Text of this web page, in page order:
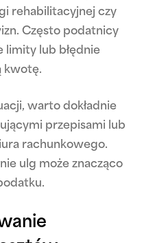
rehabilitacyjnej czy
Często podatnicy
limity lub błędnie
kwotę.
warto dokładnie
przepisami lub
rachunkowego.
ulg może znacząco